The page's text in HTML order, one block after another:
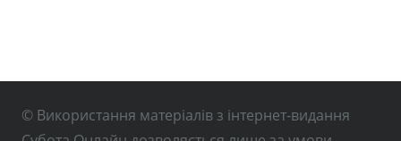
© Використання матеріалів з інтернет-видання